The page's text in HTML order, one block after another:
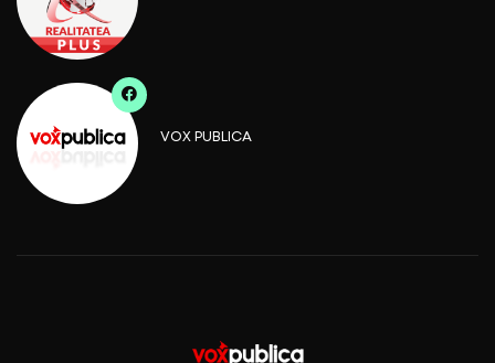
VOX PUBLICA